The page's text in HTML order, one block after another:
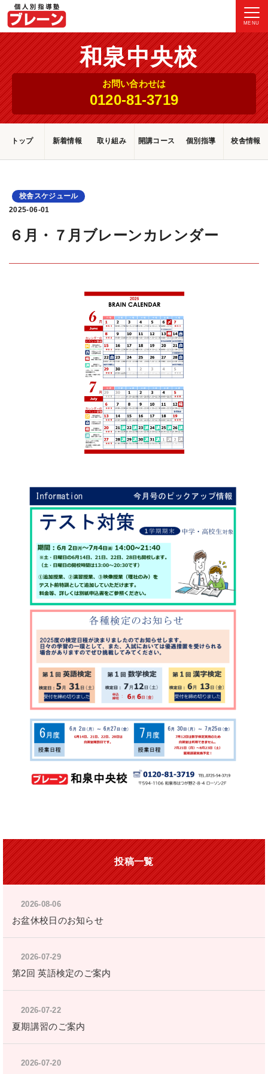
MENU
和泉中央校
お問い合わせは
0120-81-3719
トップ 新着情報 取り組み 開講コース 個別指導 校舎情報
校舎スケジュール
2025-06-01
６月・７月ブレーンカレンダー
投稿一覧
2026-08-06
お盆休校日のお知らせ
2026-07-29
第2回 英語検定のご案内
2026-07-22
夏期講習のご案内
2026-07-20